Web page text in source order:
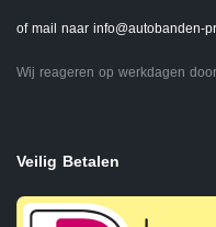
of mail naar info@autobanden-
Wij reageren op werkdagen
Veilig Betalen